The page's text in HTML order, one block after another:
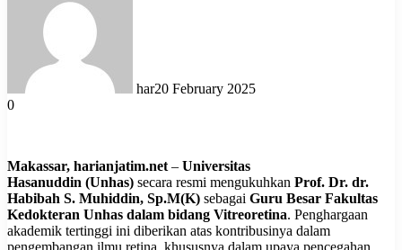
har20 February 2025
0
Makassar, harianjatim.net – Universitas
Hasanuddin (Unhas) secara resmi mengukuhkan Prof. Dr. dr.
Habibah S. Muhiddin, Sp.M(K) sebagai Guru Besar Fakultas
Kedokteran Unhas dalam bidang Vitreoretina. Penghargaan
akademik tertinggi ini diberikan atas kontribusinya dalam
pengembangan ilmu retina, khususnya dalam upaya pencegahan